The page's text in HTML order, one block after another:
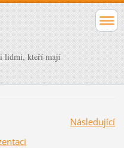
lidmi, kteří mají
Následující